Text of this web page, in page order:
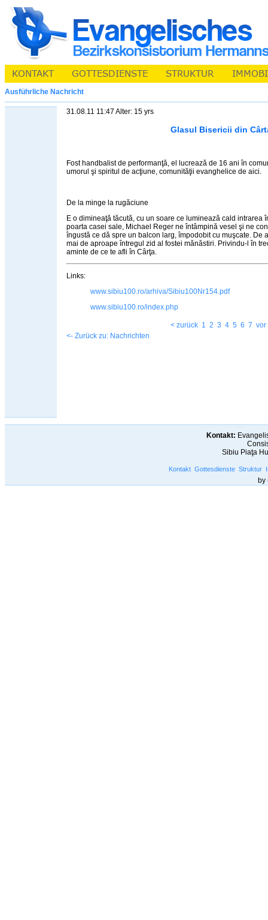
Ausführliche Nachricht
31.08.11 11:47 Alter: 15 yrs
Glasul Bisericii din
Fost handbalist de performanţă, el lucrează de 16 ani în
umorul şi spiritul de acţiune, comunităţii evanghelice de aici.
De la minge la rugăciune
E o dimineaţă tăcută, cu un soare ce luminează cald intrarea
poarta casei sale, Michael Reger ne întâmpină vesel şi ne
îngustă ce dă spre un balcon larg, împodobit cu muşcate. De
mai de aproape întregul zid al fostei mănăstiri. Privindu-l în
aminte de ce te afli în Cârţa.
Links:
www.sibiu100.ro/arhiva/Sibiu100Nr154.pdf
www.sibiu100.ro/index.php
< zurück 1 2 3 4 5 6 7 vor
<- Zurück zu: Nachrichten
Kontakt:
Sibiu Piaţa
Kontakt Gottesdienste Struktur
by